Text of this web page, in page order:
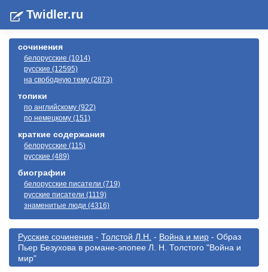
Twidler.ru
сочинения
белорусские (1014)
русские (12595)
на свободную тему (2873)
топики
по английскому (922)
по немецкому (151)
краткие содержания
белорусские (115)
русские (489)
биографии
белорусские писатели (719)
русские писатели (1119)
знаменитые люди (4316)
Русские сочинения - Толстой Л.Н. - Война и мир - Образ
Пьер Безухова в романе-эпопее Л. Н. Толстого "Война и
мир"